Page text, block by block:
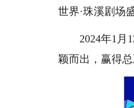
世界·珠溪剧场
2024年1月
颖而出，赢得